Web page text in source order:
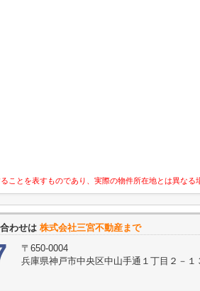
とを表すものであり、実際の物件所在地とは異なる
わせは 株式会社三宮不動産まで
〒650-0004
兵庫県神戸市中央区中山手通１丁目２－１